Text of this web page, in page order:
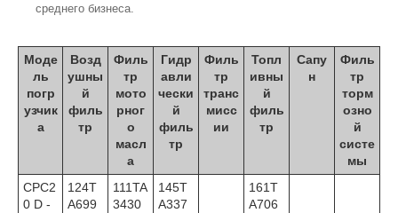
среднего бизнеса.
Моде
ль
погр
узчик
а
Возд
ушны
й
филь
тр
Филь
тр
мото
рног
о
масл
а
Гидр
авли
чески
й
филь
тр
Филь
тр
транс
мисс
ии
Топл
ивны
й
филь
тр
Сапу
н
Филь
тр
торм
озно
й
систе
мы
CPC2
0 D -
124T
A699
111TA
3430
145T
A337
161T
A706